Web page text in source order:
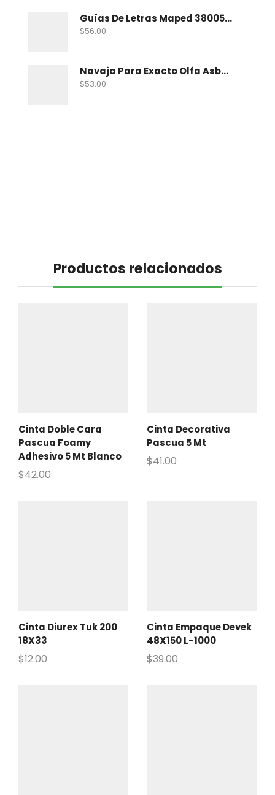
Guías De Letras Maped 38005 No. 5
$56.00
Navaja Para Exacto Olfa Asbb-10 C/10 Nav
$53.00
Productos relacionados
Cinta Doble Cara
Pascua Foamy
Adhesivo 5 Mt Blanco
$42.00
Cinta Decorativa
Pascua 5 Mt
$41.00
Cinta Diurex Tuk 200
18X33
$12.00
Cinta Empaque Devek
48X150 L-1000
$39.00